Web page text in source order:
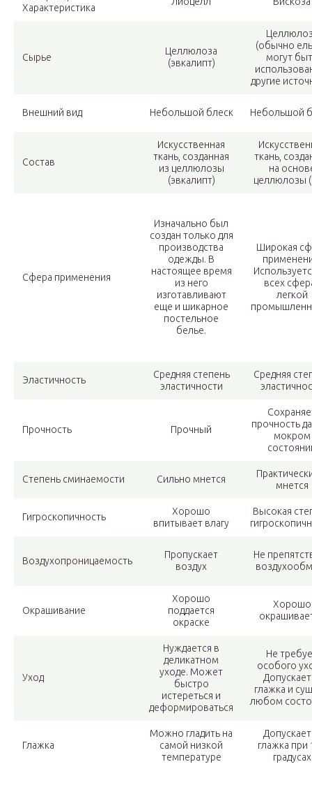
Характеристика
Сырье
Целлюлоза
(эвкалипт)
(обычно
могут
другие
Внешний вид Небольшой блеск Небольшой
Состав
Искусственная
ткань, созданная
из целлюлозы
(эвкалипт)
ткань,
на
целлюлозы
Сфера применения
Изначально был
создан только для
производства
одежды. В
настоящее время
из него
изготавливают
еще и шикарное
постельное
белье.
Широкая
всех
легкой
Эластичность
Средняя степень
эластичности
Средняя
Прочность Прочный
прочность
мокром
Степень сминаемости Сильно мнется
мнется
Гигроскопичность
Хорошо
впитывает влагу
Высокая
Воздухопроницаемость
Пропускает
воздух
Не
Окрашивание
Хорошо
поддается
окраске
Хорошо
Уход
Нуждается в
деликатном
уходе. Может
быстро
истереться и
деформироваться
Не
особого
глажка и
любом
Глажка
Можно гладить на
самой низкой
температуре
глажка при
градусах